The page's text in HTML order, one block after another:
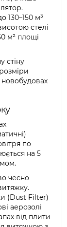
130–150 м³
стелі
м² площі
стіну
по
на 5
чесно
(Dust Filter)
аерозолі
від плити